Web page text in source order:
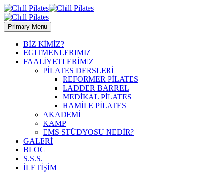
Primary Menu
BİZ KİMİZ?
EĞİTMENLERİMİZ
FAALİYETLERİMİZ
PİLATES DERSLERİ
REFORMER PİLATES
LADDER BARREL
MEDİKAL PİLATES
HAMİLE PİLATES
AKADEMİ
KAMP
EMS STÜDYOSU NEDİR?
GALERİ
BLOG
S.S.S.
İLETİŞİM